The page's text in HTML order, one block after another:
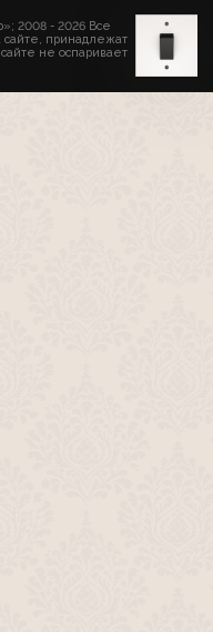
2008 - 2026 Все
принадлежат
не оспаривает